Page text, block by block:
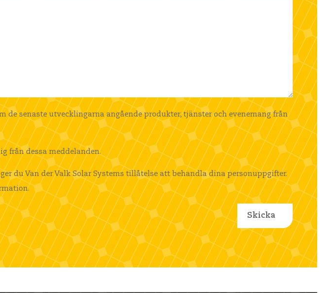
de senaste utvecklingarna angående produkter, tjänster och evenemang från
från dessa meddelanden.
du Van der Valk Solar Systems tillåtelse att behandla dina personuppgifter.